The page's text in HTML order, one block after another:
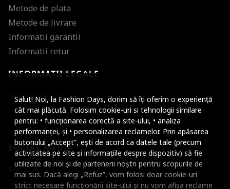
Salut! Noi, la Fashion Days, dorim să îți oferim o experiență
cât mai plăcută. Folosim cookie-uri si tehnologii similare
pentru: • funcționarea corectă a site-ului, • analiza
performanței, și • personalizarea reclamelor. Prin apăsarea
butonului „Accept”, ești de acord ca datele tale (precum
activitatea pe site și informațiile despre dispozitiv) să fie
utilizate de noi și de partenerii noștri pentru scopurile de
mai sus. Dacă alegi „Refuz”, vom folosi doar cookie-uri
strict necesare funcționării site-ului și nu vom afișa reclame
Metode de plata
Metode de livrare
Informatii garantii
Informatii retur
INFORMATII LEGALE
Informatii utile
SOCIAL MEDIA
Facebook
Instagram
Micsoreaza
Mareste spatierea
Micsoreaza
Mareste inaltimea